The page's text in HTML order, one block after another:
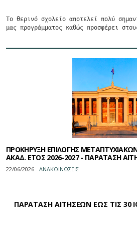
Το θερινό σχολείο αποτελεί πολύ
μας προγράμματος καθώς προσφέρει
ΠΡΟΚΗΡΥΞΗ ΕΠΙΛΟΓΗΣ
ΑΚΑΔ. ΕΤΟΣ 2026-2027 - ΠΑΡΑΤΑΣΗ
22/06/2026 - ΑΝΑΚΟΙΝΩΣΕΙΣ
ΠΑΡΑΤΑΣΗ ΑΙΤΗΣΕΩΝ ΕΩΣ ΤΙΣ 30